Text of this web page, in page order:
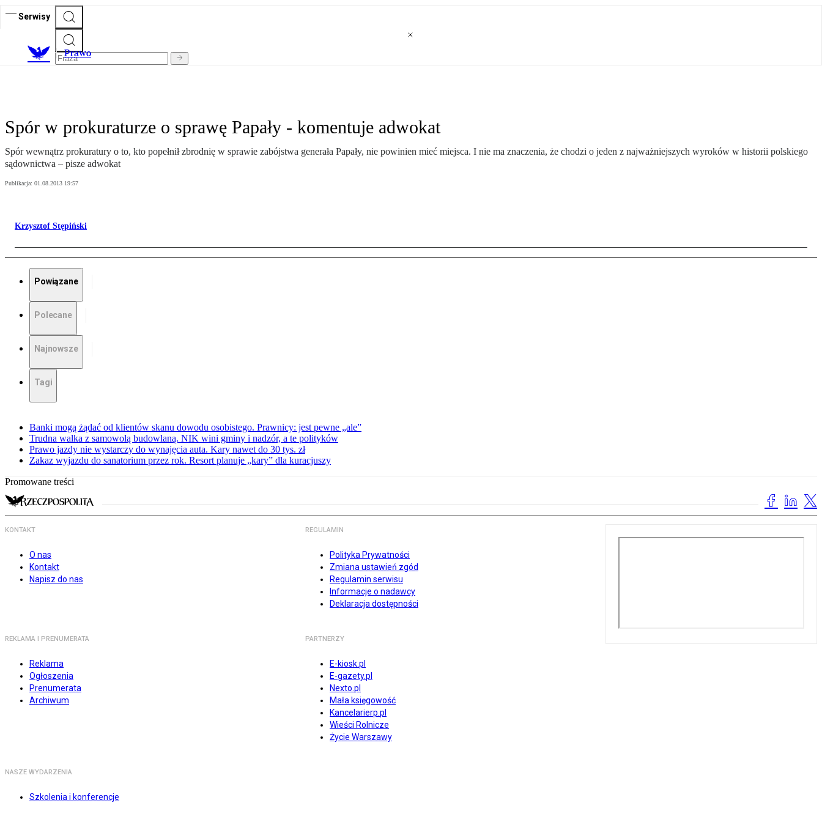
Serwisy
Prawo
Spór w prokuraturze o sprawę Papały - komentuje adwokat
Spór wewnątrz prokuratury o to, kto popełnił zbrodnię w sprawie zabójstwa generała Papały, nie powinien mieć miejsca. I nie ma znaczenia, że chodzi o jeden z najważniejszych wyroków w historii polskiego
sądownictwa – pisze adwokat
Publikacja: 01.08.2013 19:57
Krzysztof Stępiński
Powiązane
Polecane
Najnowsze
Tagi
Banki mogą żądać od klientów skanu dowodu osobistego. Prawnicy: jest pewne „ale”
Trudna walka z samowolą budowlaną. NIK wini gminy i nadzór, a te polityków
Prawo jazdy nie wystarczy do wynajęcia auta. Kary nawet do 30 tys. zł
Zakaz wyjazdu do sanatorium przez rok. Resort planuje „kary” dla kuracjuszy
Promowane treści
KONTAKT
O nas
Kontakt
Napisz do nas
REGULAMIN
Polityka Prywatności
Zmiana ustawień zgód
Regulamin serwisu
Informacje o nadawcy
Deklaracja dostępności
REKLAMA I PRENUMERATA
Reklama
Ogłoszenia
Prenumerata
Archiwum
PARTNERZY
E-kiosk.pl
E-gazety.pl
Nexto.pl
Mała księgowość
Kancelarierp.pl
Wieści Rolnicze
Życie Warszawy
NASZE WYDARZENIA
Szkolenia i konferencje